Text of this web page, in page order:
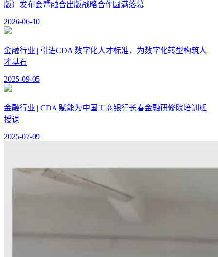
版）发布会暨融合出版战略合作圆满落幕
2026-06-10
金融行业 | 引进CDA 数字化人才标准，为数字化转型构筑人
才基石
2025-09-05
金融行业 | CDA 赋能为中国工商银行长春金融研修院培训班
授课
2025-07-09